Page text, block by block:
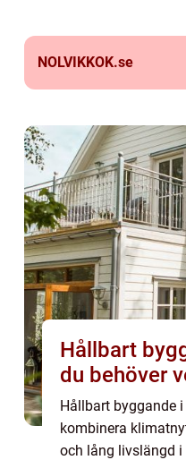
NOLVIKKOK.se
Hållbart
du behöver
Hållbart byggande
kombinera
och lång livslängd